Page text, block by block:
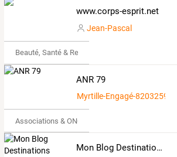
www.corps-esprit.net
Jean-Pascal
Beauté, Santé & Remise en forme
ANR 79
Myrtille-Engagé-8203259
Associations & ONG
Mon Blog Destinations Vacances